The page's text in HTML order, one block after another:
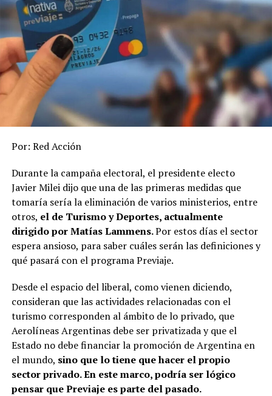
Por: Red Acción
Durante la campaña electoral, el presidente electo
Javier Milei dijo que una de las primeras medidas que
tomaría sería la eliminación de varios ministerios, entre
otros, el de Turismo y Deportes, actualmente
dirigido por Matías Lammens.Por estos días el sector
espera ansioso, para saber cuáles serán las definiciones y
qué pasará con el programa Previaje.
Desde el espacio del liberal, como vienen diciendo,
consideran que las actividades relacionadas con el
turismo corresponden al ámbito de lo privado, que
Aerolíneas Argentinas debe ser privatizada y que el
Estado no debe financiar la promoción de Argentina en
el mundo, sino que lo tiene que hacer el propio
sector privado. En este marco, podría ser lógico
pensar que Previaje es parte del pasado.